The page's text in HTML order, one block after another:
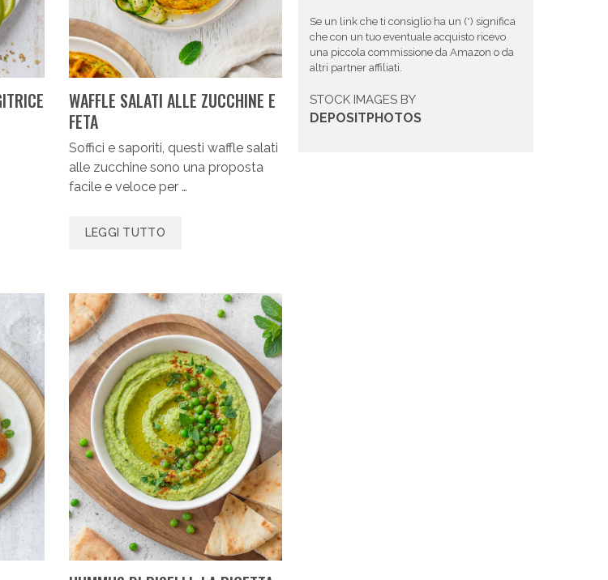
WAFFLE SALATI ALLE ZUCCHINE E
FETA
Soffici e saporiti, questi waffle salati
alle zucchine sono una proposta
facile e veloce per …
LEGGI TUTTO
Se un link che ti consiglio ha un (*) significa
che con un tuo eventuale acquisto ricevo
una piccola commissione da Amazon o da
altri partner affiliati.
STOCK IMAGES BY
DEPOSITPHOTOS